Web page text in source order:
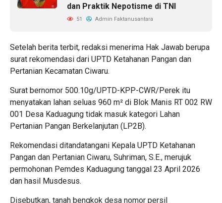
dan Praktik Nepotisme di TNI
51 Admin Faktanusantara
Setelah berita terbit, redaksi menerima Hak Jawab berupa
surat rekomendasi dari UPTD Ketahanan Pangan dan
Pertanian Kecamatan Ciwaru.
Surat bernomor 500.10g/UPTD-KPP-CWR/Perek itu
menyatakan lahan seluas 960 m² di Blok Manis RT 002 RW
001 Desa Kaduagung tidak masuk kategori Lahan
Pertanian Pangan Berkelanjutan (LP2B).
Rekomendasi ditandatangani Kepala UPTD Ketahanan
Pangan dan Pertanian Ciwaru, Suhriman, S.E., merujuk
permohonan Pemdes Kaduagung tanggal 23 April 2026
dan hasil Musdesus.
Disebutkan, tanah bengkok desa nomor persil